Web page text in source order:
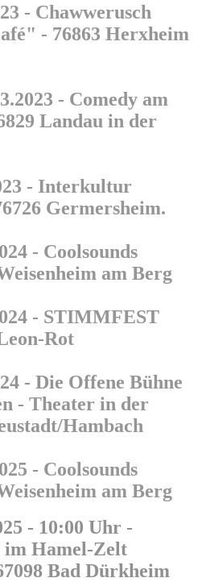
- Chawwerusch
- 76863 Herxheim
- Comedy am
Landau in der
- Interkultur
Germersheim.
- Coolsounds
am Berg
- STIMMFEST
Rot
- Die Offene Bühne
- Theater in der
Hambach
- Coolsounds
am Berg
- 10:00 Uhr -
im Hamel-Zelt
Bad Dürkheim